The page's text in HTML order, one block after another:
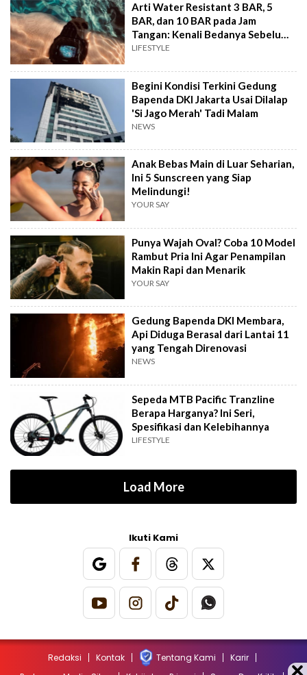
Arti Water Resistant 3 BAR, 5
BAR, dan 10 BAR pada Jam
Tangan: Kenali Bedanya Sebelum
Beli
LIFESTYLE
Begini Kondisi Terkini Gedung
Bapenda DKI Jakarta Usai Dilalap
'Si Jago Merah' Tadi Malam
NEWS
Anak Bebas Main di Luar Seharian,
Ini 5 Sunscreen yang Siap
Melindungi!
YOUR SAY
Punya Wajah Oval? Coba 10 Model
Rambut Pria Ini Agar Penampilan
Makin Rapi dan Menarik
YOUR SAY
Gedung Bapenda DKI Membara,
Api Diduga Berasal dari Lantai 11
yang Tengah Direnovasi
NEWS
Sepeda MTB Pacific Tranzline
Berapa Harganya? Ini Seri,
Spesifikasi dan Kelebihannya
LIFESTYLE
Load More
Ikuti Kami
Redaksi Kontak Tentang Kami
Karir